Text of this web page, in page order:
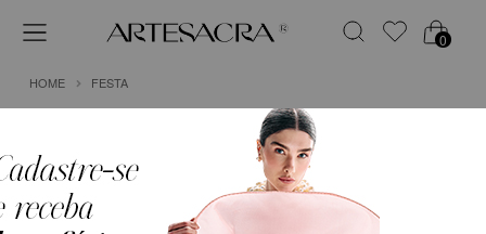
0
HOME FESTA